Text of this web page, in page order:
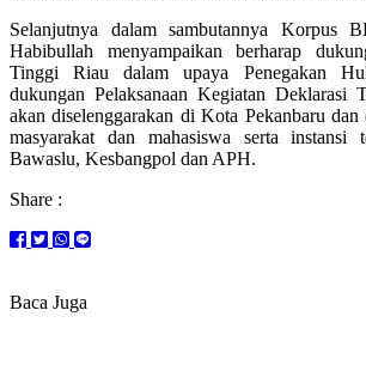
Selanjutnya dalam sambutannya Korpus
Habibullah menyampaikan berharap
Tinggi Riau dalam upaya Penegakan
dukungan Pelaksanaan Kegiatan Deklarasi
akan diselenggarakan di Kota Pekanbaru
masyarakat dan mahasiswa serta instansi
Bawaslu, Kesbangpol dan APH.
Share :
Baca Juga